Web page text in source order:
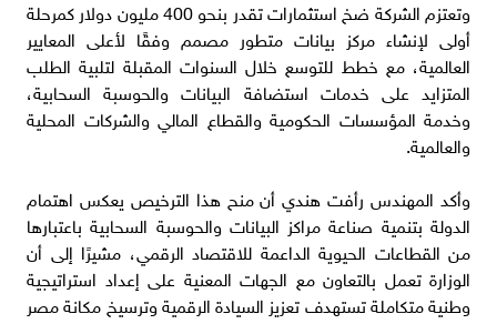
وتعتزم الشركة ضخ استثمارات تقدر بنحو 400 مليون دولار كمرحلة
أولى لإنشاء مركز بيانات متطور مصمم وفقًا لأعلى المعايير
العالمية، مع خطط للتوسع خلال السنوات المقبلة لتلبية الطلب
المتزايد على خدمات استضافة البيانات والحوسبة السحابية،
وخدمة المؤسسات الحكومية والقطاع المالي والشركات المحلية
والعالمية.
وأكد المهندس رأفت هندي أن منح هذا الترخيص يعكس اهتمام
الدولة بتنمية صناعة مراكز البيانات والحوسبة السحابية باعتبارها
من القطاعات الحيوية الداعمة للاقتصاد الرقمي، مشيرًا إلى أن
الوزارة تعمل بالتعاون مع الجهات المعنية على إعداد استراتيجية
وطنية متكاملة تستهدف تعزيز السيادة الرقمية وترسيخ مكانة مصر